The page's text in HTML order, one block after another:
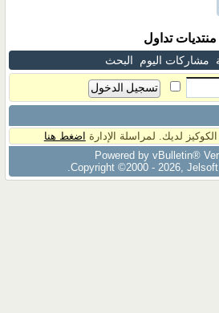
منتديات تداول
مشاركات اليوم البحث
لديك. لمراسلة الإدارة اضغط هنا
Powered by vBulletin®
Copyright ©2000 - 2026, Jelsoft